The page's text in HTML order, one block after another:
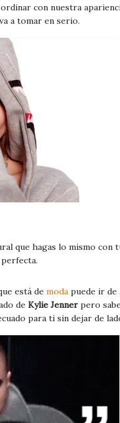
con nuestra
a tomar en serio.
que hagas lo mismo con
está de moda puede ir de
de Kylie Jenner pero
para ti sin dejar de